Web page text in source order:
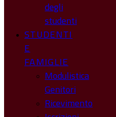
degli
studenti
STUDENTI
E
FAMIGLIE
Modulistica
Genitori
Ricevimento